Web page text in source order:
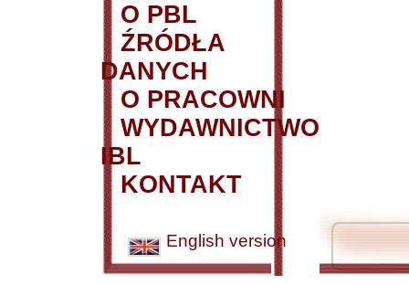
O PBL
ŹRÓDŁA
DANYCH
O PRACOWNI
WYDAWNICTWO
IBL
KONTAKT
English version